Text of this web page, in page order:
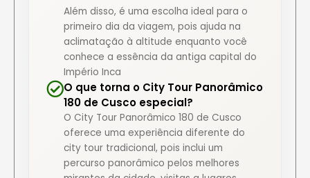
Além disso, é uma escolha ideal para o
primeiro dia da viagem, pois ajuda na
aclimatação à altitude enquanto você
conhece a essência da antiga capital do
Império Inca
O que torna o City Tour Panorâmico
180 de Cusco especial?
O City Tour Panorâmico 180 de Cusco
oferece uma experiência diferente do
city tour tradicional, pois inclui um
percurso panorâmico pelos melhores